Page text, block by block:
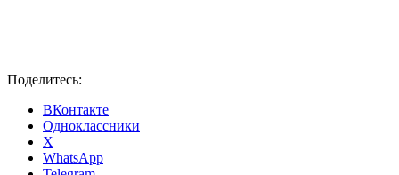
Поделитесь:
ВКонтакте
Одноклассники
X
WhatsApp